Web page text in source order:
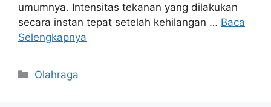
umumnya. Intensitas tekanan yang dilakukan
secara instan tepat setelah kehilangan … Baca
Selengkapnya
Kategori
Olahraga